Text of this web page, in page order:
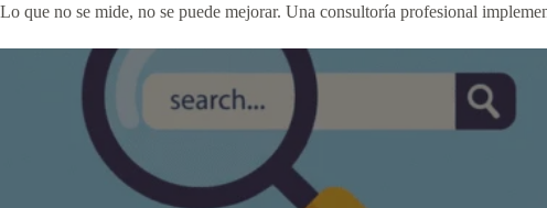
Lo que no se mide, no se puede mejorar. Una consultoría profesional